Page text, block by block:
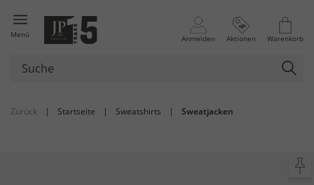
Menü Anmelden Aktionen Warenkorb
Zurück | Startseite | Sweatshirts | Sweatjacken